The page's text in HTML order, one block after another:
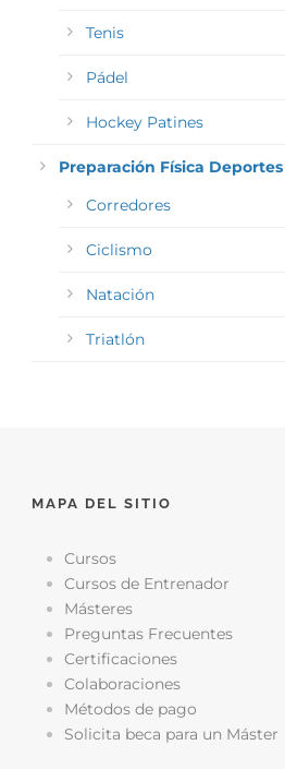
Tenis
Pádel
Hockey Patines
Preparación Física
Corredores
Ciclismo
Natación
Triatlón
MAPA DEL SITIO
Cursos
Cursos de Entrenador
Másteres
Preguntas Frecuentes
Certificaciones
Colaboraciones
Métodos de pago
Solicita beca para un Máster